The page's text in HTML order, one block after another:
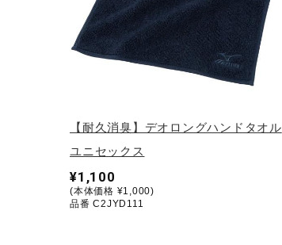
【耐久消臭】デオロングハンドタオル
ユニセックス
¥1,100
(本体価格 ¥1,000)
品番 C2JYD111